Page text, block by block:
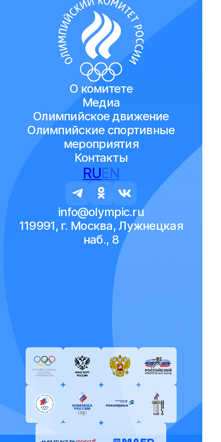
О комитете
Медиа
Олимпийское движение
Олимпийские спортивные
мероприятия
Контакты
RUEN
info@olympic.ru
119991, г. Москва, Лужнецкая
наб., 8